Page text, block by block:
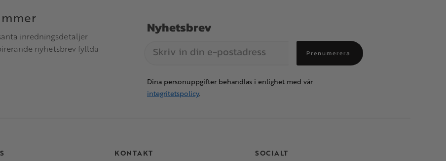
inredningsdetaljer
nyhetsbrev fyllda
Nyhetsbrev
Prenumerera
Dina personuppgifter behandlas i enlighet med vår
integritetspolicy.
KONTAKT SOCIALT